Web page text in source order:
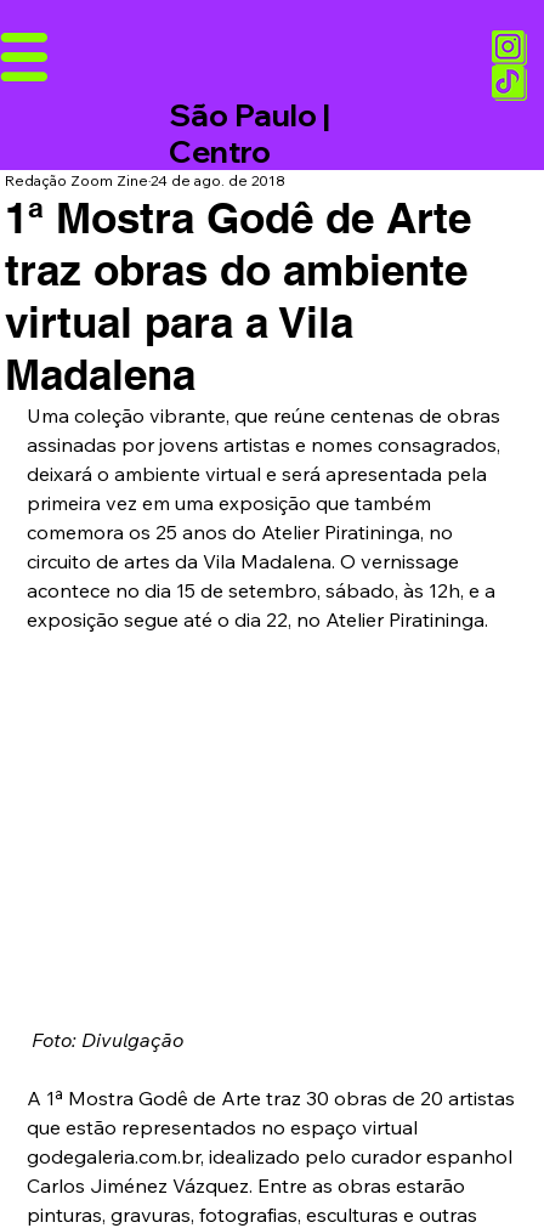
São Paulo |
Centro
1ª Mostra Godê de Arte
traz obras do ambiente
virtual para a Vila
Madalena
Redação Zoom Zine24 de ago. de 2018
Uma coleção vibrante, que reúne centenas de obras
assinadas por jovens artistas e nomes consagrados,
deixará o ambiente virtual e será apresentada pela
primeira vez em uma exposição que também
comemora os 25 anos do Atelier Piratininga, no
circuito de artes da Vila Madalena. O vernissage
acontece no dia 15 de setembro, sábado, às 12h, e a
exposição segue até o dia 22, no Atelier Piratininga.
Foto: Divulgação
A 1ª Mostra Godê de Arte traz 30 obras de 20 artistas
que estão representados no espaço virtual
godegaleria.com.br, idealizado pelo curador espanhol
Carlos Jiménez Vázquez. Entre as obras estarão
pinturas, gravuras, fotografias, esculturas e outras